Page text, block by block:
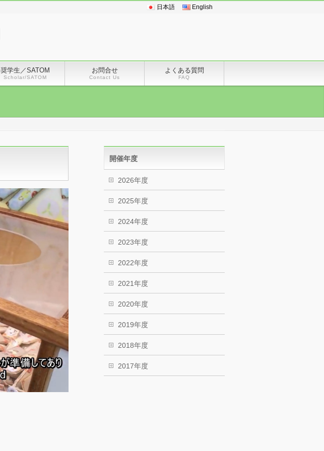
日本語 English
奨学生／SATOM
Scholar/SATOM
お問合せ
Contact Us
よくある質問
FAQ
開催年度
2026年度
2025年度
2024年度
2023年度
2022年度
2021年度
2020年度
2019年度
2018年度
2017年度